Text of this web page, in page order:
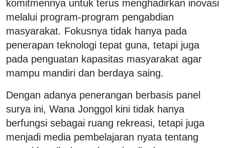
komitmennya untuk terus menghadirkan inovasi
melalui program-program pengabdian
masyarakat. Fokusnya tidak hanya pada
penerapan teknologi tepat guna, tetapi juga
pada penguatan kapasitas masyarakat agar
mampu mandiri dan berdaya saing.
Dengan adanya penerangan berbasis panel
surya ini, Wana Jonggol kini tidak hanya
berfungsi sebagai ruang rekreasi, tetapi juga
menjadi media pembelajaran nyata tentang